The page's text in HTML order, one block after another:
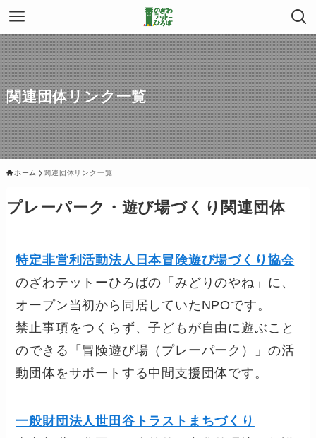
関連団体リンク一覧
ホーム 関連団体リンク一覧
プレーパーク・遊び場づくり関連団体
特定非営利活動法人日本冒険遊び場づくり協会
のざわテットーひろばの「みどりのやね」に、
オープン当初から同居していたNPOです。
禁止事項をつくらず、子どもが自由に遊ぶこと
のできる「冒険遊び場（プレーパーク）」の活
動団体をサポートする中間支援団体です。
一般財団法人世田谷トラストまちづくり